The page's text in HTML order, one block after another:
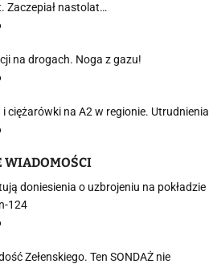
Zaczepiał nastolat…
na drogach. Noga z gazu!
i ciężarówki na A2 w regionie. Utrudnienia
WIADOMOŚCI
doniesienia o uzbrojeniu na pokładzie
124
Zełenskiego. Ten SONDAŻ nie